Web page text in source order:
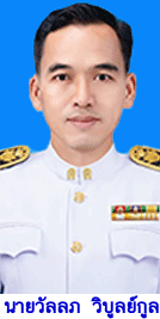
นายวัลลภ วิบูลย์กูล